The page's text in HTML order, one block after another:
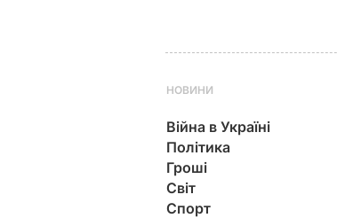
НОВИНИ
Війна в Україні
Політика
Гроші
Світ
Спорт